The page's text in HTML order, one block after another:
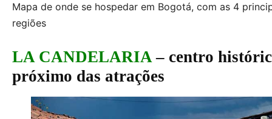
Mapa de onde se hospedar em Bogotá, com as 4
regiões
LA CANDELARIA– centro
próximo das atrações